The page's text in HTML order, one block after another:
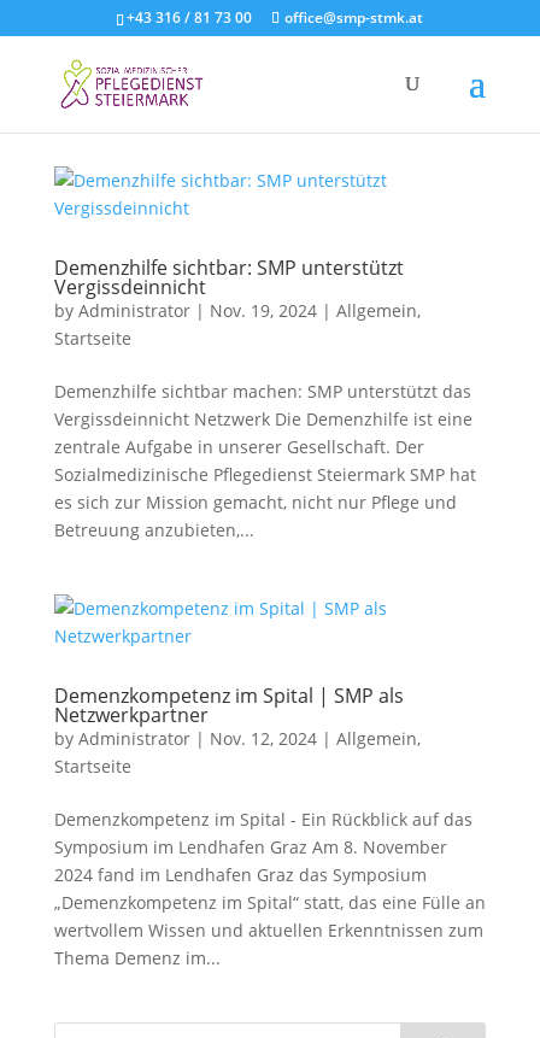
+43 316 / 81 73 00 office@smp-stmk.at
Demenzhilfe sichtbar: SMP unterstützt
Vergissdeinnicht
by Administrator| Nov. 19, 2024| Allgemein,
Startseite
Demenzhilfe sichtbar machen: SMP unterstützt das
Vergissdeinnicht Netzwerk Die Demenzhilfe ist eine
zentrale Aufgabe in unserer Gesellschaft. Der
Sozialmedizinische Pflegedienst Steiermark SMP hat
es sich zur Mission gemacht, nicht nur Pflege und
Betreuung anzubieten,...
Demenzkompetenz im Spital | SMP als
Netzwerkpartner
by Administrator| Nov. 12, 2024| Allgemein,
Startseite
Demenzkompetenz im Spital - Ein Rückblick auf das
Symposium im Lendhafen Graz Am 8. November
2024 fand im Lendhafen Graz das Symposium
„Demenzkompetenz im Spital“ statt, das eine Fülle an
wertvollem Wissen und aktuellen Erkenntnissen zum
Thema Demenz im...